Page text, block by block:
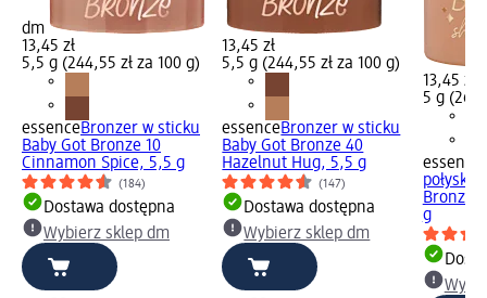
dm
13,45 zł
5,5 g (244,55 zł za 100 g)
essenceBronzer w sticku
Baby Got Bronze 10
Cinnamon Spice, 5,5 g
(184)
Dostawa dostępna
Wybierz sklep dm
13,45 zł
5,5 g (244,55 zł za 100 g)
essenceBronzer w sticku
Baby Got Bronze 40
Hazelnut Hug, 5,5 g
(147)
Dostawa dostępna
Wybierz sklep dm
13,45 zł
5 g
essence
Bronze
g